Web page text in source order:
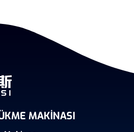
MAKINASI